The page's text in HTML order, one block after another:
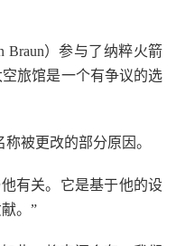
Braun）参与了纳粹火箭
旅馆是一个有争议的选
被更改的部分原因。
有关。它是基于他的设
。”